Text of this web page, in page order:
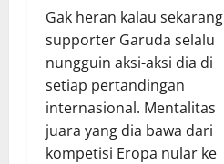
Gak heran kalau sekarang
supporter Garuda selalu
nungguin aksi-aksi dia di
setiap pertandingan
internasional. Mentalitas
juara yang dia bawa dari
kompetisi Eropa nular ke